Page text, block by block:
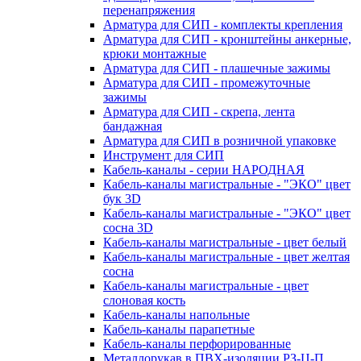
перенапряжения
Арматура для СИП - комплекты крепления
Арматура для СИП - кронштейны анкерные,
крюки монтажные
Арматура для СИП - плашечные зажимы
Арматура для СИП - промежуточные
зажимы
Арматура для СИП - скрепа, лента
бандажная
Арматура для СИП в розничной упаковке
Инструмент для СИП
Кабель-каналы - серии НАРОДНАЯ
Кабель-каналы магистральные - "ЭКО" цвет
бук 3D
Кабель-каналы магистральные - "ЭКО" цвет
сосна 3D
Кабель-каналы магистральные - цвет белый
Кабель-каналы магистральные - цвет желтая
сосна
Кабель-каналы магистральные - цвет
слоновая кость
Кабель-каналы напольные
Кабель-каналы парапетные
Кабель-каналы перфорированные
Металлорукав в ПВХ-изоляции РЗ-Ц-П